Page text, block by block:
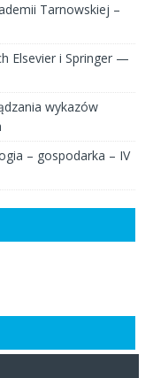
Tarnowskiej –
Elsevier i Springer —
wykazów
– gospodarka – IV